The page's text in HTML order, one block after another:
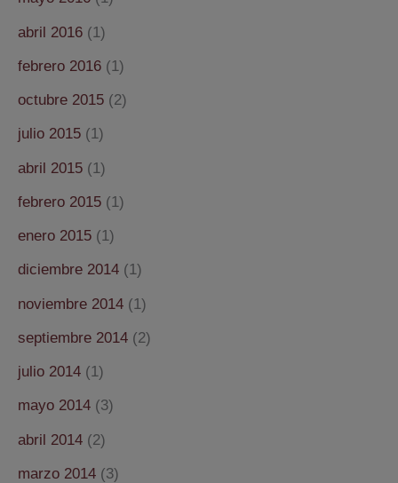
abril 2016 (1)
febrero 2016 (1)
octubre 2015 (2)
julio 2015 (1)
abril 2015 (1)
febrero 2015 (1)
enero 2015 (1)
diciembre 2014 (1)
noviembre 2014 (1)
septiembre 2014 (2)
julio 2014 (1)
mayo 2014 (3)
abril 2014 (2)
marzo 2014 (3)